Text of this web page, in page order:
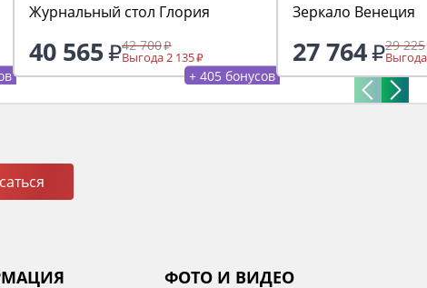
Журнальный стол Глория
40 565 42 700
Выгода 2 135
+ 405 бонусов
Зеркало Венеция
27 764 29 225
ФОТО И ВИДЕО